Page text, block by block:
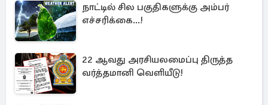
நாட்டில் சில பகுதிகளுக்கு அம்பர்
எச்சரிக்கை...!
22 ஆவது அரசியலமைப்பு திருத்த
வர்த்தமானி வெளியீடு!